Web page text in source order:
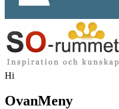
Hi
OvanMeny